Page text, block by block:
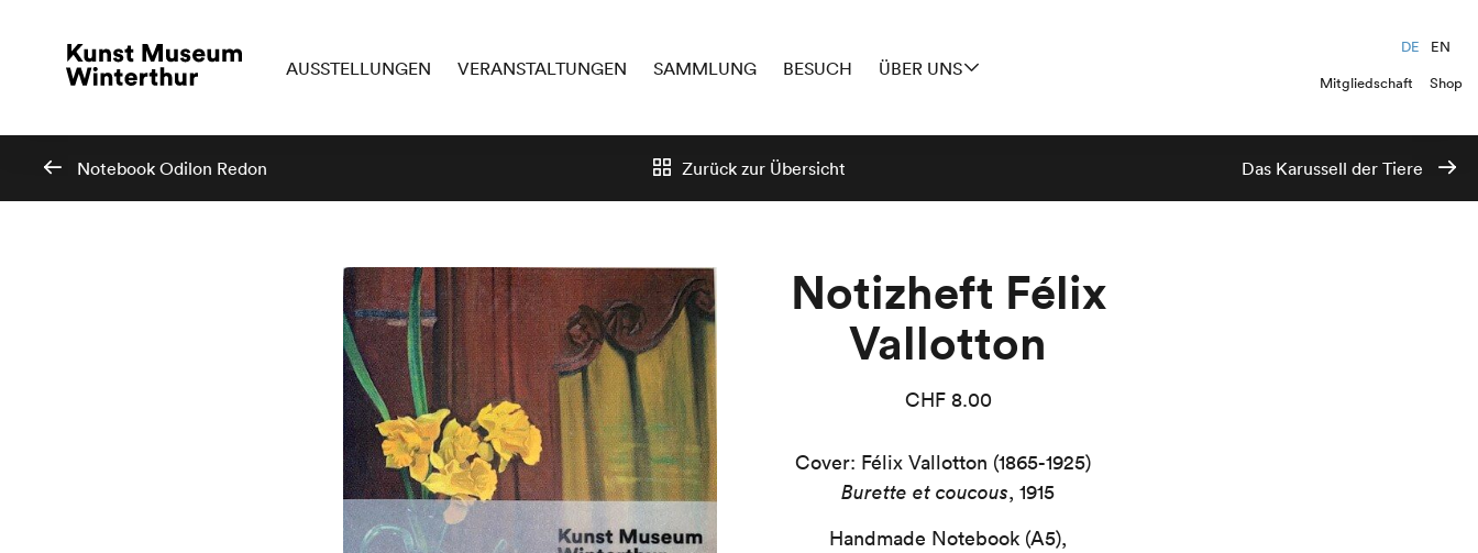
AUSSTELLUNGEN VERANSTALTUNGEN SAMMLUNG BESUCH ÜBER UNS
DE
EN
Mitgliedschaft
Shop
Notebook Odilon Redon Zurück zur Übersicht Das Karussell der Tiere
Notizheft Félix
Vallotton
CHF8.00
Cover: Félix Vallotton (1865-1925)
Burette et coucous, 1915
Handmade Notebook (A5),